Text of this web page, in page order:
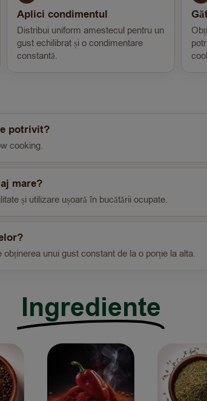
Aplici condimentul
Distribui uniform amestecul pentru un
gust echilibrat și o condimentare
constantă.
potrivit?
cooking.
mare?
și utilizare ușoară în bucătării ocupate.
unui gust constant de la o porție la alta.
Ingrediente